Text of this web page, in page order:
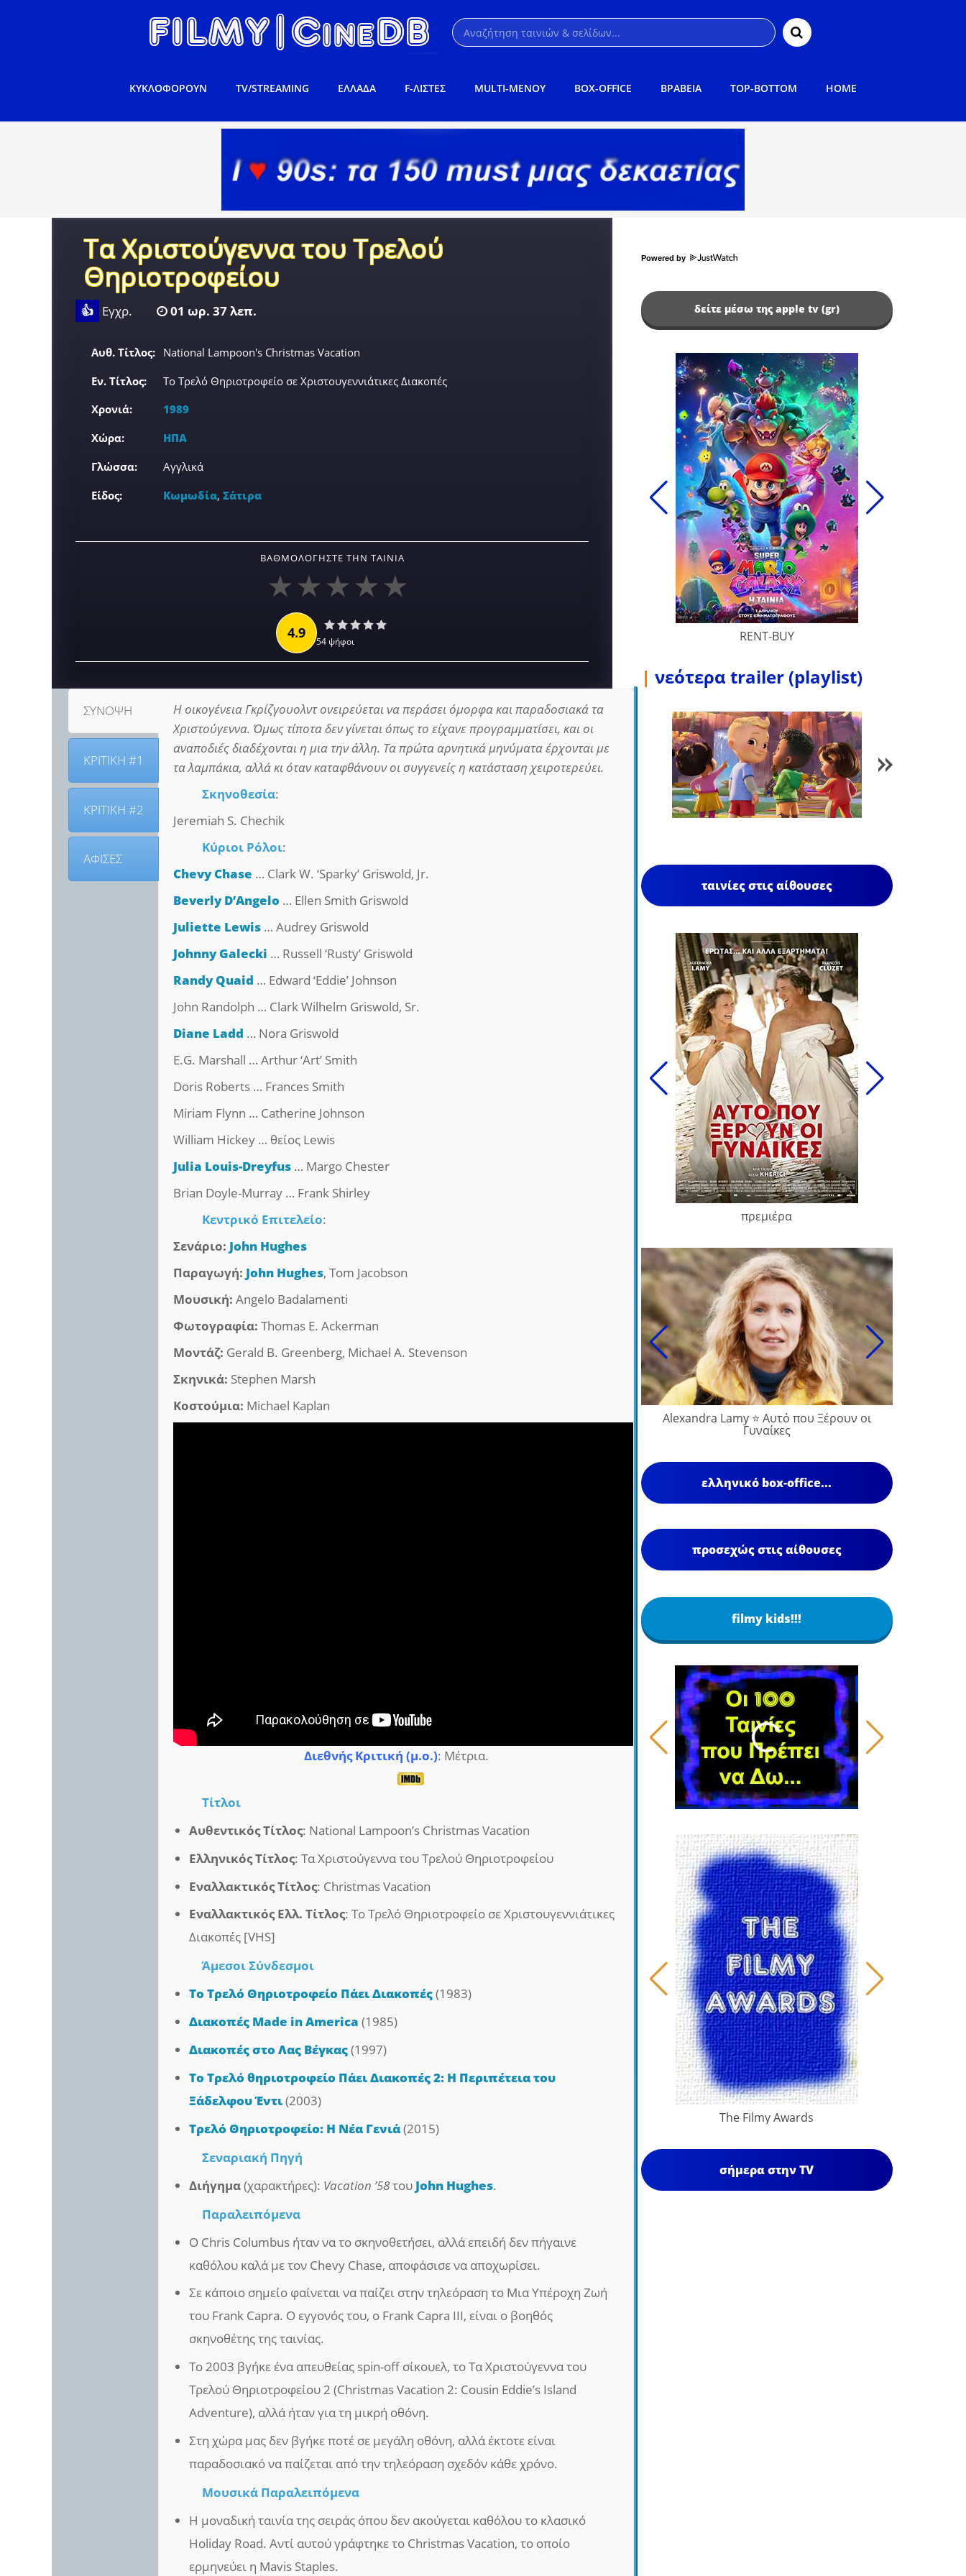
ΚΥΚΛΟΦΟΡΟΥΝ TV/STREAMING ΕΛΛΑΔΑ F-ΛΙΣΤΕΣ MULTI-ΜΕΝΟΥ BOX-OFFICE ΒΡΑΒΕΙΑ TOP-BOTTOM HOME
Τα Χριστούγεννα του Τρελού
Θηριοτροφείου
👍 Εγχρ. 01 ωρ. 37 λεπ.
Αυθ. Τίτλος: National Lampoon's Christmas Vacation
Εν. Τίτλος:
Το Τρελό Θηριοτροφείο σε Χριστουγεννιάτικες Διακοπές
Χρονιά:
1989
Χώρα:
ΗΠΑ
Γλώσσα:
Αγγλικά
Είδος:
Κωμωδία,Σάτιρα
ΒΑΘΜΟΛΟΓΉΣΤΕ ΤΗΝ ΤΑΙΝΊΑ
4.9 54 ψήφοι
ΣΥΝΟΨΗ
ΚΡΙΤΙΚΗ #1
ΚΡΙΤΙΚΗ #2
ΑΦΙΣΕΣ
Η οικογένεια Γκρίζγουολντ ονειρεύεται να περάσει όμορφα και παραδοσιακά τα
Χριστούγεννα. Όμως τίποτα δεν γίνεται όπως το είχανε προγραμματίσει, και οι
αναποδιές διαδέχονται η μια την άλλη. Τα πρώτα αρνητικά μηνύματα έρχονται με
τα λαμπάκια, αλλά κι όταν καταφθάνουν οι συγγενείς η κατάσταση χειροτερεύει.
Σκηνοθεσία:
Jeremiah S. Chechik
Κύριοι Ρόλοι:
Chevy Chase … Clark W. ‘Sparky’ Griswold, Jr.
Beverly D’Angelo … Ellen Smith Griswold
Juliette Lewis … Audrey Griswold
Johnny Galecki … Russell ‘Rusty’ Griswold
Randy Quaid … Edward ‘Eddie’ Johnson
John Randolph … Clark Wilhelm Griswold, Sr.
Diane Ladd … Nora Griswold
E.G. Marshall … Arthur ‘Art’ Smith
Doris Roberts … Frances Smith
Miriam Flynn … Catherine Johnson
William Hickey … θείος Lewis
Julia Louis-Dreyfus … Margo Chester
Brian Doyle-Murray … Frank Shirley
Κεντρικό Επιτελείο:
Σενάριο: John Hughes
Παραγωγή: John Hughes, Tom Jacobson
Μουσική: Angelo Badalamenti
Φωτογραφία: Thomas E. Ackerman
Μοντάζ: Gerald B. Greenberg, Michael A. Stevenson
Σκηνικά: Stephen Marsh
Κοστούμια: Michael Kaplan
Διεθνής Κριτική (μ.ο.): Μέτρια.
Τίτλοι
Αυθεντικός Τίτλος: National Lampoon’s Christmas Vacation
Ελληνικός Τίτλος: Τα Χριστούγεννα του Τρελού Θηριοτροφείου
Εναλλακτικός Τίτλος: Christmas Vacation
Εναλλακτικός Ελλ. Τίτλος: Το Τρελό Θηριοτροφείο σε Χριστουγεννιάτικες
Διακοπές [VHS]
ΆμεσοιΣύνδεσμοι
Το Τρελό Θηριοτροφείο Πάει Διακοπές(1983)
Διακοπές Made in America (1985)
Διακοπές στο Λας Βέγκας(1997)
Το Τρελό θηριοτροφείο Πάει Διακοπές 2: Η Περιπέτεια του
Ξάδελφου Έντι(2003)
Τρελό Θηριοτροφείο: Η Νέα Γενιά(2015)
Σεναριακή Πηγή
Διήγημα(χαρακτήρες): Vacation ’58του John Hughes.
Παραλειπόμενα
Ο Chris Columbus ήταν να το σκηνοθετήσει, αλλά επειδή δεν πήγαινε
καθόλου καλά με τον Chevy Chase, αποφάσισε να αποχωρίσει.
Σε κάποιο σημείο φαίνεται να παίζει στην τηλεόραση το Μια Υπέροχη Ζωή
του Frank Capra. Ο εγγονός του, ο Frank Capra III, είναι ο βοηθός
σκηνοθέτης της ταινίας.
Το 2003 βγήκε ένα απευθείας spin-off σίκουελ, το Τα Χριστούγεννα του
Τρελού Θηριοτροφείου 2 (Christmas Vacation 2: Cousin Eddie’s Island
Adventure), αλλά ήταν για τη μικρή οθόνη.
Στη χώρα μας δεν βγήκε ποτέ σε μεγάλη οθόνη, αλλά έκτοτε είναι
παραδοσιακό να παίζεται από την τηλεόραση σχεδόν κάθε χρόνο.
Μουσικά Παραλειπόμενα
Η μοναδική ταινία της σειράς όπου δεν ακούγεται καθόλου το κλασικό
Holiday Road. Αντί αυτού γράφτηκε το Christmas Vacation, το οποίο
ερμηνεύει η Mavis Staples.
Powered by
δείτε μέσω της apple tv (gr)
RENT-BUY
| νεότερα trailer (playlist)
1/85
ταινίες στις αίθουσες
πρεμιέρα
Alexandra Lamy ⭐ Αυτό που Ξέρουν οι
Γυναίκες
ελληνικό box-office...
προσεχώς στις αίθουσες
filmy kids!!!
The Filmy Awards
σήμερα στην TV